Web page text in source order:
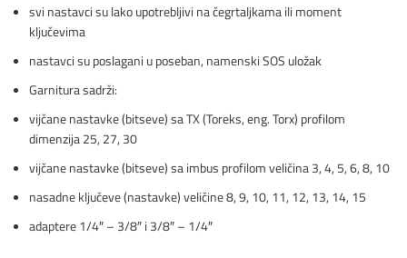
svi nastavci su lako upotrebljivi na čegrtaljkama ili moment
ključevima
nastavci su poslagani u poseban, namenski SOS uložak
Garnitura sadrži:
vijčane nastavke (bitseve) sa TX (Toreks, eng. Torx) profilom
dimenzija 25, 27, 30
vijčane nastavke (bitseve) sa imbus profilom veličina 3, 4, 5, 6, 8, 10
nasadne ključeve (nastavke) veličine 8, 9, 10, 11, 12, 13, 14, 15
adaptere 1/4″ – 3/8″ i 3/8″ – 1/4″